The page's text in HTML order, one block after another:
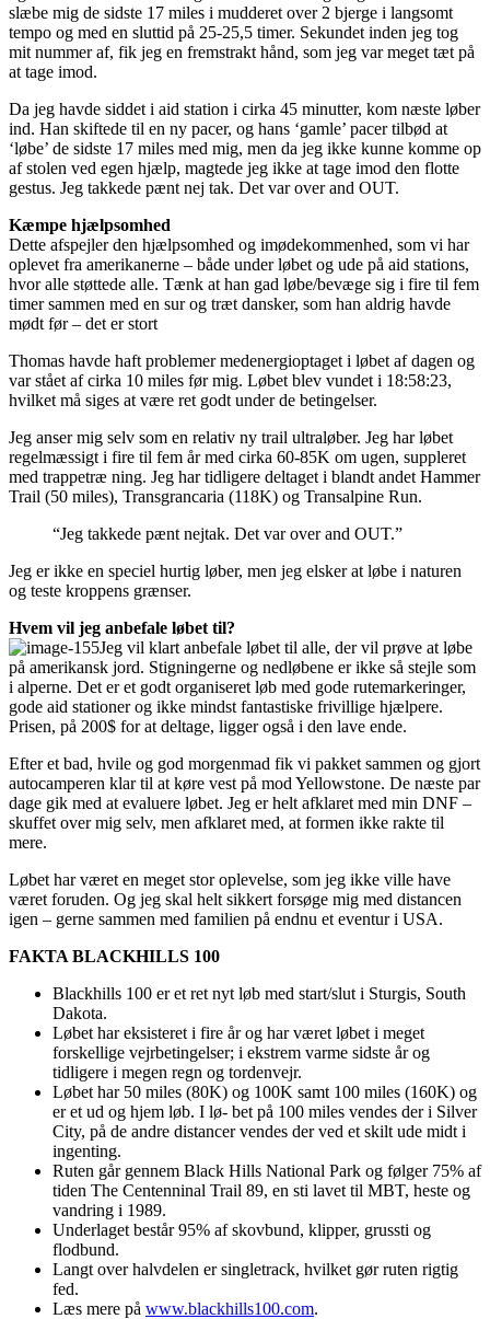
slæbe mig de sidste 17 miles i mudderet over 2 bjerge i langsomt
tempo og med en sluttid på 25-25,5 timer. Sekundet inden jeg tog
mit nummer af, fik jeg en fremstrakt hånd, som jeg var meget tæt på
at tage imod.
Da jeg havde siddet i aid station i cirka 45 minutter, kom næste løber
ind. Han skiftede til en ny pacer, og hans ‘gamle’ pacer tilbød at
‘løbe’ de sidste 17 miles med mig, men da jeg ikke kunne komme op
af stolen ved egen hjælp, magtede jeg ikke at tage imod den flotte
gestus. Jeg takkede pænt nej tak. Det var over and OUT.
Kæmpe hjælpsomhed
Dette afspejler den hjælpsomhed og imødekommenhed, som vi har
oplevet fra amerikanerne – både under løbet og ude på aid stations,
hvor alle støttede alle. Tænk at han gad løbe/bevæge sig i fire til fem
timer sammen med en sur og træt dansker, som han aldrig havde
mødt før – det er stort
Thomas havde haft problemer medenergioptaget i løbet af dagen og
var stået af cirka 10 miles før mig. Løbet blev vundet i 18:58:23,
hvilket må siges at være ret godt under de betingelser.
Jeg anser mig selv som en relativ ny trail ultraløber. Jeg har løbet
regelmæssigt i fire til fem år med cirka 60-85K om ugen, suppleret
med trappetræ ning. Jeg har tidligere deltaget i blandt andet Hammer
Trail (50 miles), Transgrancaria (118K) og Transalpine Run.
“Jeg takkede pænt nejtak. Det var over and OUT.”
Jeg er ikke en speciel hurtig løber, men jeg elsker at løbe i naturen
og teste kroppens grænser.
Hvem vil jeg anbefale løbet til?
Jeg vil klart anbefale løbet til alle, der vil prøve at løbe
på amerikansk jord. Stigningerne og nedløbene er ikke så stejle som
i alperne. Det er et godt organiseret løb med gode rutemarkeringer,
gode aid stationer og ikke mindst fantastiske frivillige hjælpere.
Prisen, på 200$ for at deltage, ligger også i den lave ende.
Efter et bad, hvile og god morgenmad fik vi pakket sammen og gjort
autocamperen klar til at køre vest på mod Yellowstone. De næste par
dage gik med at evaluere løbet. Jeg er helt afklaret med min DNF –
skuffet over mig selv, men afklaret med, at formen ikke rakte til
mere.
Løbet har været en meget stor oplevelse, som jeg ikke ville have
været foruden. Og jeg skal helt sikkert forsøge mig med distancen
igen – gerne sammen med familien på endnu et eventur i USA.
FAKTA BLACKHILLS 100
Blackhills 100 er et ret nyt løb med start/slut i Sturgis, South
Dakota.
Løbet har eksisteret i fire år og har været løbet i meget
forskellige vejrbetingelser; i ekstrem varme sidste år og
tidligere i megen regn og tordenvejr.
Løbet har 50 miles (80K) og 100K samt 100 miles (160K) og
er et ud og hjem løb. I lø- bet på 100 miles vendes der i Silver
City, på de andre distancer vendes der ved et skilt ude midt i
ingenting.
Ruten går gennem Black Hills National Park og følger 75% af
tiden The Centenninal Trail 89, en sti lavet til MBT, heste og
vandring i 1989.
Underlaget består 95% af skovbund, klipper, grussti og
flodbund.
Langt over halvdelen er singletrack, hvilket gør ruten rigtig
fed.
Læs mere på www.blackhills100.com.